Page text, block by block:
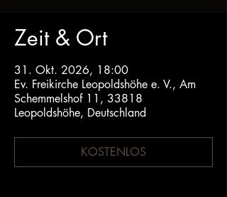
Zeit & Ort
31. Okt. 2026, 18:00
Ev. Freikirche Leopoldshöhe e. V., Am
Schemmelshof 11, 33818
Leopoldshöhe, Deutschland
KOSTENLOS